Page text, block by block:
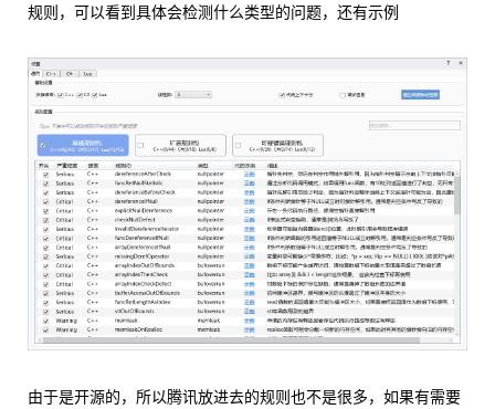
规则，可以看到具体会检测什么类型的问题，还有示例
由于是开源的，所以腾讯放进去的规则也不是很多，如果有需要